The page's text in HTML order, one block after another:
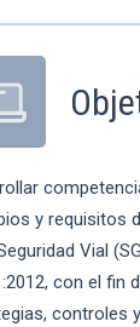
y requisitos
Vial
con el fin
controles